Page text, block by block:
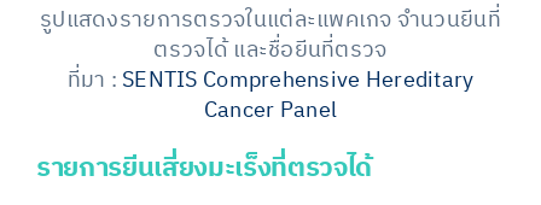
รูปแสดงรายการตรวจในแต่ละแพคเกจ จำนวนยีนที่
ตรวจได้ และชื่อยีนที่ตรวจ
ที่มา : SENTIS Comprehensive Hereditary
Cancer Panel
รายการยีนเสี่ยงมะเร็งที่ตรวจได้